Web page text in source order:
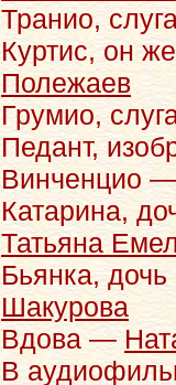
Транио,
Куртис, он
Полежаев
Грумио,
Педант,
Винченцио
Катарина,
Татьяна
Бьянка,
Шакурова
Вдова —
В